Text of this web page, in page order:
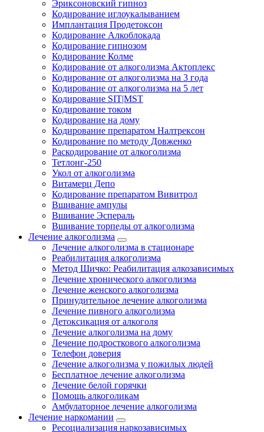
Эриксоновский гипноз
Кодирование иглоукалыванием
Имплантация Продетоксон
Кодирование Алкоблокада
Кодирование гипнозом
Кодирование Колме
Кодирование от алкоголизма Актоплекс
Кодирование от алкоголизма на 3 года
Кодирование от алкоголизма на 5 лет
Кодирование SIT|MST
Кодирование током
Кодирование на дому
Кодирование препаратом Налтрексон
Кодирование по методу Довженко
Раскодирование от алкоголизма
Тетлонг-250
Укол от алкоголизма
Витамерц Депо
Кодирование препаратом Вивитрол
Вшивание ампулы
Вшивание Эспераль
Вшивание торпеды от алкоголизма
Лечение алкоголизма
Лечение алкоголизма в стационаре
Реабилитация алкоголизма
Метод Шичко: Реабилитация алкозависимых
Лечение хронического алкоголизма
Лечение женского алкоголизма
Принудительное лечение алкоголизма
Лечение пивного алкоголизма
Детоксикация от алкоголя
Лечение алкоголизма на дому
Лечение подросткового алкоголизма
Телефон доверия
Лечение алкоголизма у пожилых людей
Бесплатное лечение алкоголизма
Лечение белой горячки
Помощь алкоголикам
Амбулаторное лечение алкоголизма
Лечение наркомании
Ресоциализация наркозависимых